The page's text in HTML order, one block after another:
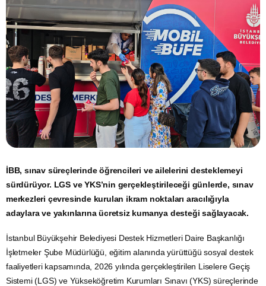
İBB, sınav süreçlerinde öğrencileri ve ailelerini desteklemeyi
sürdürüyor. LGS ve YKS’nin gerçekleştirileceği günlerde, sınav
merkezleri çevresinde kurulan ikram noktaları aracılığıyla
adaylara ve yakınlarına ücretsiz kumanya desteği sağlayacak.
İstanbul Büyükşehir Belediyesi Destek Hizmetleri Daire Başkanlığı
İşletmeler Şube Müdürlüğü, eğitim alanında yürüttüğü sosyal destek
faaliyetleri kapsamında, 2026 yılında gerçekleştirilen Liselere Geçiş
Sistemi (LGS) ve Yükseköğretim Kurumları Sınavı (YKS) süreçlerinde